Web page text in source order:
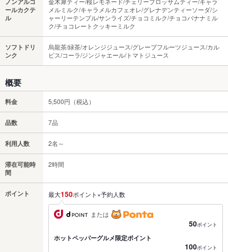
ールカクテ
ル
メルミルク/キャラメルカフェオレ/グレナデンティーソーダ/シ
ャーリーテンプル/サンライズ/チョコミルク/チョコバナナミル
ク/チョコレートクッキーミルク
ソフトドリ
ンク
烏龍茶/緑茶/オレンジジュース/グレープフルーツジュース/カル
ピス/コーラ/ジンジャエール/トマトジュース
概要
料金 5,500円（税込）
品数 7品
利用人数 2名～
滞在可能時
間
2時間
ポイント 最大150ポイント×予約人数
または
50ポイント
ホットペッパーグルメ限定ポイント
100ポイント